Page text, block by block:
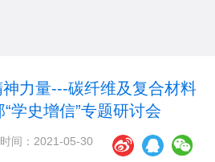
力量---碳纤维及复合材料
学史增信”专题研讨会
间：2021-05-30